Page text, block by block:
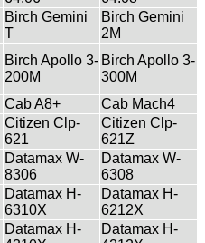
Birch Gemini
T
Birch Gemini
2M
Birch Apollo 3-
200M
Birch Apollo 3-
300M
Cab A8+
Cab Mach4
Citizen Clp-
621
Citizen Clp-
621Z
Datamax W-
8306
Datamax W-
6308
Datamax H-
6310X
Datamax H-
6212X
Datamax H-
Datamax H-